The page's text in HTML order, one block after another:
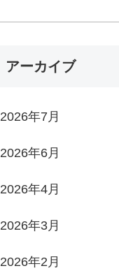
アーカイブ
2026年7月
2026年6月
2026年4月
2026年3月
2026年2月